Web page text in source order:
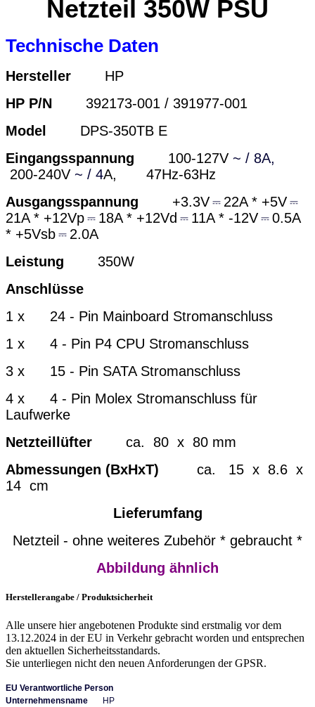
Netzteil 350W PSU
Technische Daten
Hersteller HP
HP P/N
392173-001 / 391977-001
Model
DPS-350TB E
Eingangsspannung 100-127V ~ / 8A,
200-240V ~ / 4A, 47Hz-63Hz
Ausgangsspannung +3.3V⎓ 22A * +5V⎓
21A * +12Vp⎓ 18A * +12Vd ⎓ 11A * -12V⎓0.5A
* +5Vsb⎓ 2.0A
Leistung 350W
Anschlüsse
1 x 24 - Pin Mainboard Stromanschluss
1 x 4 - Pin P4 CPU Stromanschluss
3 x 15 - Pin SATA Stromanschluss
4 x 4 - Pin Molex Stromanschluss für
Laufwerke
Netzteillüfter ca. 80 x 80 mm
Abmessungen (BxHxT) ca. 15 x 8.6 x
14 cm
Lieferumfang
Netzteil - ohne weiteres Zubehör * gebraucht *
Abbildung ähnlich
Herstellerangabe / Produktsicherheit
Alle unsere hier angebotenen Produkte sind erstmalig vor dem
13.12.2024 in der EU in Verkehr gebracht worden und entsprechen
den aktuellen Sicherheitsstandards.
Sie unterliegen nicht den neuen Anforderungen der GPSR.
EU Verantwortliche Person
Unternehmensname HP